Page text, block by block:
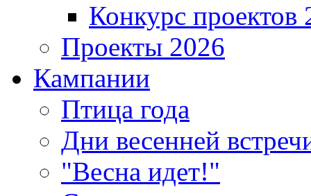
Конкурс проектов
Проекты 2026
Кампании
Птица года
Дни весенней
"Весна идет!"